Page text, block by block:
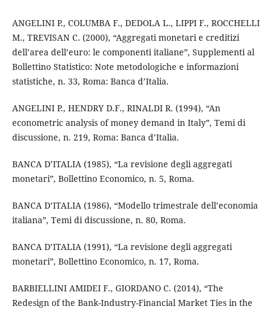
ANGELINI P., COLUMBA F., DEDOLA L., LIPPI F., ROCCHELLI
M., TREVISAN C. (2000), “Aggregati monetari e creditizi
dell’area dell’euro: le componenti italiane”, Supplementi al
Bollettino Statistico: Note metodologiche e informazioni
statistiche, n. 33, Roma: Banca d’Italia.
ANGELINI P., HENDRY D.F., RINALDI R. (1994), “An
econometric analysis of money demand in Italy”, Temi di
discussione, n. 219, Roma: Banca d’Italia.
BANCA D’ITALIA (1985), “La revisione degli aggregati
monetari”, Bollettino Economico, n. 5, Roma.
BANCA D’ITALIA (1986), “Modello trimestrale dell’economia
italiana”, Temi di discussione, n. 80, Roma.
BANCA D’ITALIA (1991), “La revisione degli aggregati
monetari”, Bollettino Economico, n. 17, Roma.
BARBIELLINI AMIDEI F., GIORDANO C. (2014), “The
Redesign of the Bank-Industry-Financial Market Ties in the